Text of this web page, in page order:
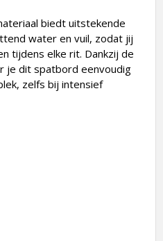
biedt uitstekende
water en vuil, zodat jij
tijdens elke rit. Dankzij de
je dit spatbord eenvoudig
zelfs bij intensief